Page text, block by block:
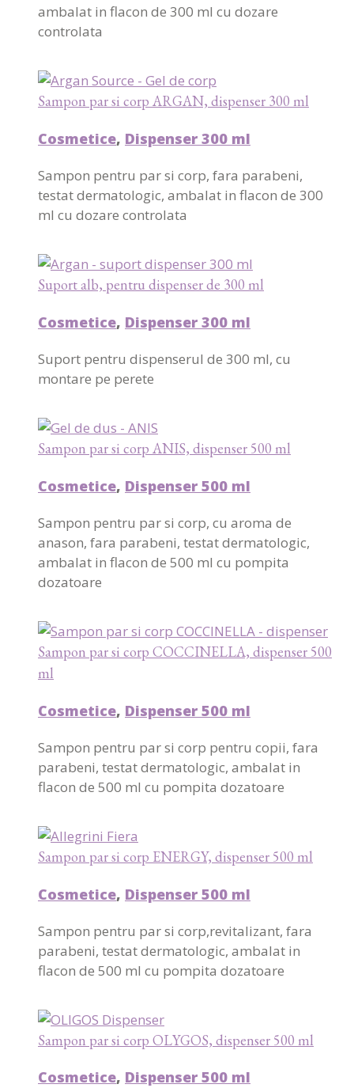
ambalat in flacon de 300 ml cu dozare
controlata
Sampon par si corp ARGAN, dispenser 300 ml
Cosmetice, Dispenser 300 ml
Sampon pentru par si corp, fara parabeni,
testat dermatologic, ambalat in flacon de 300
ml cu dozare controlata
Suport alb, pentru dispenser de 300 ml
Cosmetice, Dispenser 300 ml
Suport pentru dispenserul de 300 ml, cu
montare pe perete
Sampon par si corp ANIS, dispenser 500 ml
Cosmetice, Dispenser 500 ml
Sampon pentru par si corp, cu aroma de
anason, fara parabeni, testat dermatologic,
ambalat in flacon de 500 ml cu pompita
dozatoare
Sampon par si corp COCCINELLA, dispenser 500
ml
Cosmetice, Dispenser 500 ml
Sampon pentru par si corp pentru copii, fara
parabeni, testat dermatologic, ambalat in
flacon de 500 ml cu pompita dozatoare
Sampon par si corp ENERGY, dispenser 500 ml
Cosmetice, Dispenser 500 ml
Sampon pentru par si corp,revitalizant, fara
parabeni, testat dermatologic, ambalat in
flacon de 500 ml cu pompita dozatoare
Sampon par si corp OLYGOS, dispenser 500 ml
Cosmetice, Dispenser 500 ml